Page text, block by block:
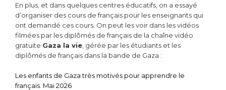
En plus, et dans quelques centres éducatifs, on a essayé
d’organiser des cours de français pour les enseignants qui
ont demandé ces cours. On peut les voir dans les vidéos
filmées par les diplômés de français de la chaîne vidéo
gratuite Gaza la vie , gérée par les étudiants et les
diplômés de français dans la bande de Gaza :
Les enfants de Gaza très motivés pour apprendre le
français. Mai 2026